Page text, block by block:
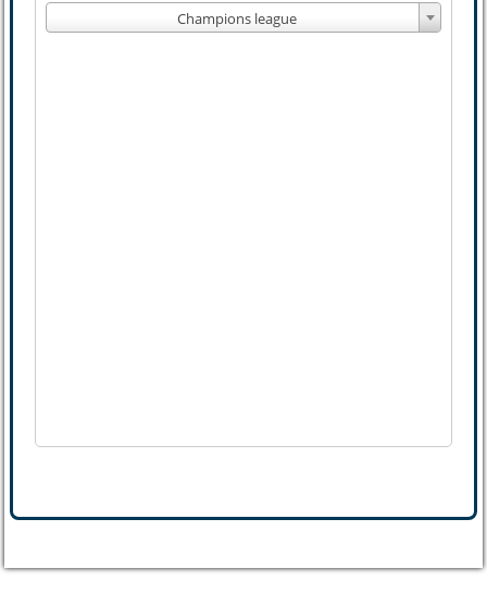
Champions league